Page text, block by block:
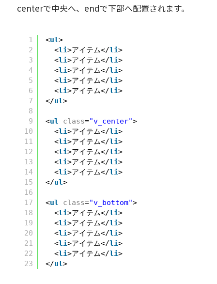
centerで中央へ、endで下部へ配置されます。
1
2
3
4
5
6
7
8
9
10
11
12
13
14
15
16
17
18
19
20
21
22
23
<ul>
<li>アイテム</li>
<li>アイテム</li>
<li>アイテム</li>
<li>アイテム</li>
<li>アイテム</li>
</ul>
<ul class="v_center">
<li>アイテム</li>
<li>アイテム</li>
<li>アイテム</li>
<li>アイテム</li>
<li>アイテム</li>
</ul>
<ul class="v_bottom">
<li>アイテム</li>
<li>アイテム</li>
<li>アイテム</li>
<li>アイテム</li>
<li>アイテム</li>
</ul>